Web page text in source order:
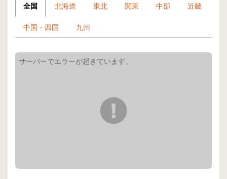
全国 北海道 東北 関東 中部 近畿
中国・四国 九州